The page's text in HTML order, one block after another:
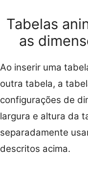
Tabelas
as
Ao inserir uma
outra tabela, a
configurações de
largura e altura da
separadamente
descritos acima.